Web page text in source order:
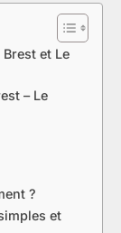
et Le
– Le
?
et